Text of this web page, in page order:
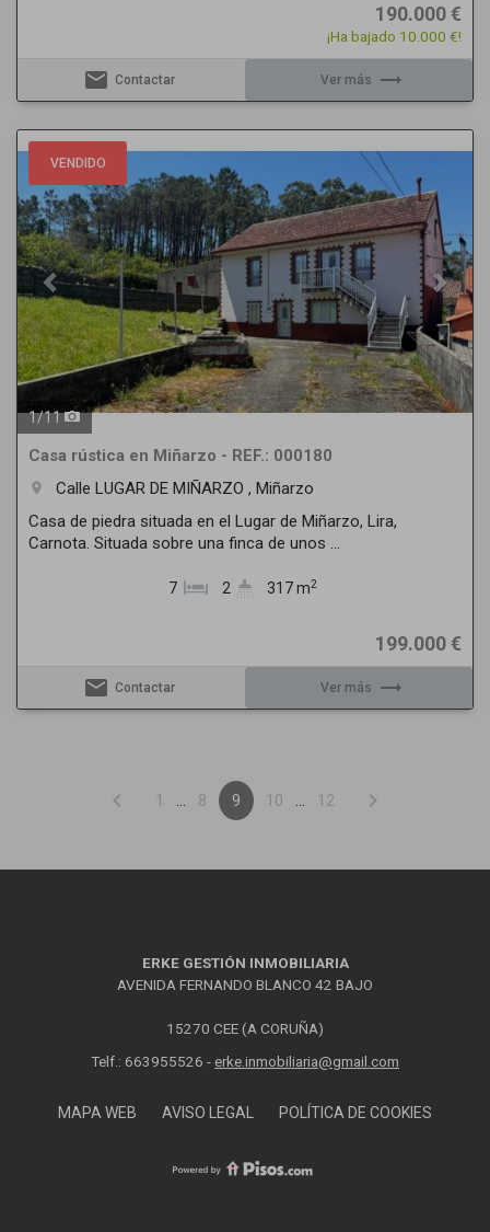
190.000 €
¡Ha bajado 10.000 €!
email Contactar Ver más trending_flat
VENDIDO
Previous Next
1/11
Casa rústica en Miñarzo - REF.: 000180
room
Calle LUGAR DE MIÑARZO , Miñarzo
Casa de piedra situada en el Lugar de Miñarzo, Lira,
Carnota. Situada sobre una finca de unos ...
7 2 317 m2
199.000 €
email Contactar Ver más trending_flat
chevron_left 1 ... 8 9 10 ... 12 chevron_right
ERKE GESTIÓN INMOBILIARIA
AVENIDA FERNANDO BLANCO 42 BAJO
15270 CEE (A CORUÑA)
Telf.: 663955526 - erke.inmobiliaria@gmail.com
MAPA WEB AVISO LEGAL POLÍTICA DE COOKIES